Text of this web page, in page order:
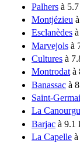
Palhers à
Montjézieu
Esclanèdes
Marvejols à
Cultures à
Montrodatà
Banassac à
Saint-
La
Barjac à 9.1
La Capelle